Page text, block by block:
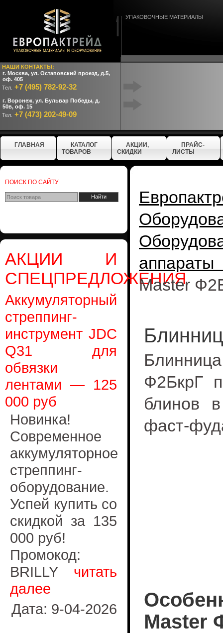
НАШИ КОНТАКТЫ:
г. Москва, ул. Остаповский проезд, д.5,
оф. 405
Тел. +7 (495) 782-92-32
г. Воронеж, ул. Бульвар Победы, д.
50в, оф. 15
Тел. +7 (473) 202-49-09
УПАКОВОЧНЫЕ МАТЕРИАЛЫ
ГЛАВНАЯ
КАТАЛОГ
ТОВАРОВ
АКЦИИ,
СКИДКИ
ПРАЙС-
ЛИСТЫ
ПОИСК ПО САЙТУ
АКЦИИ И
СПЕЦПРЕДЛОЖЕНИЯ
Аккумуляторный
стреппинг-
инструмент JDC
Q31 для
обвязки
лентами — 125
000 руб
Новинка!
Современное
аккумуляторное
стреппинг-
оборудование.
Успей купить со
скидкой за 135
000 руб!
Промокод:
BRILLY читать
далее
Дата: 9-04-2026
Master
Ф2БкрГ
блинов
фаст-
Master